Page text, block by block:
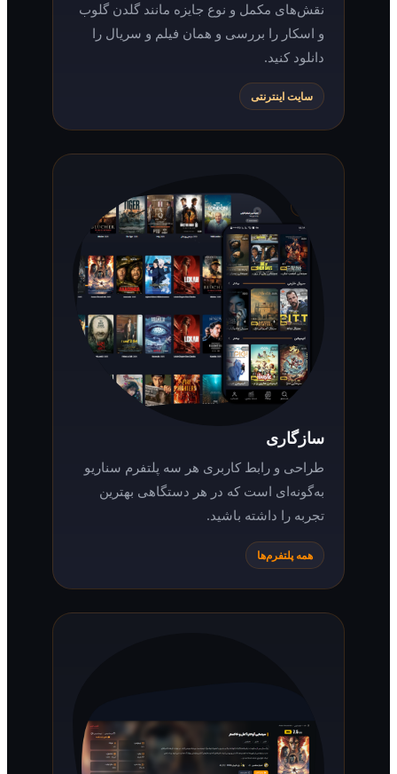
نقش‌های مکمل و نوع جایزه مانند گلدن گلوب
و اسکار را بررسی و همان فیلم و سریال را
دانلود کنید.
سایت اینترنتی
سازگاری
طراحی و رابط کاربری هر سه پلتفرم سناریو
به‌گونه‌ای است که در هر دستگاهی بهترین
تجربه را داشته باشید.
همه پلتفرم‌ها